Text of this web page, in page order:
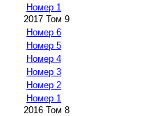
Номер 1
2017 Том 9
Номер 6
Номер 5
Номер 4
Номер 3
Номер 2
Номер 1
2016 Том 8